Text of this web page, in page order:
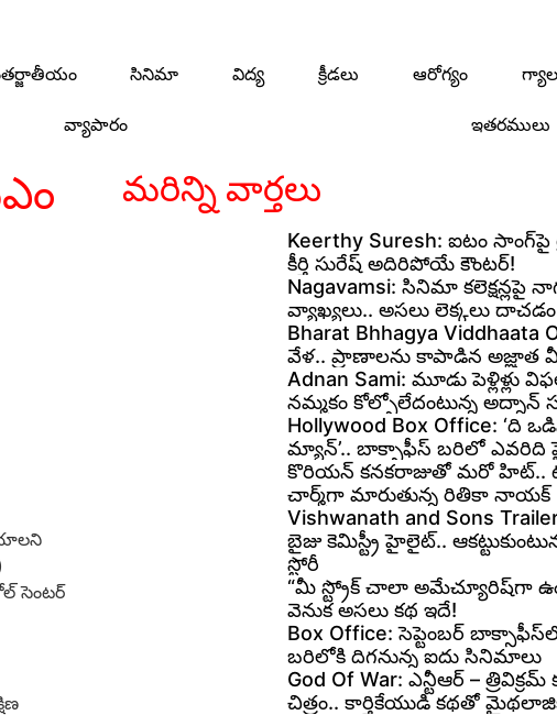
సినిమా విద్య క్రీడలు ఆరోగ్యం
వ్యాపారం ఇతరములు
సెంటర్
మరిన్ని వార్తలు
Keerthy Suresh: ఐటం సాంగ్‌పై
కీర్తి సురేష్ అదిరిపోయే కౌంటర్!
Nagavamsi: సినిమా కలెక్షన్లపై
వ్యాఖ్యలు.. అసలు లెక్కలు దాచడం
Bharat Bhhagya Viddhaata
వేళ.. ప్రాణాలను కాపాడిన అజ్ఞాత
Adnan Sami: మూడు పెళ్లిళ్లు
నమ్మకం కోల్పోలేదంటున్న అద్నాన్
Hollywood Box Office: ‘ది
మ్యాన్’.. బాక్సాఫీస్ బరిలో ఎవరిది
కొరియన్ కనకరాజుతో మరో హిట్..
చార్మ్‌గా మారుతున్న రితికా నాయక్
Vishwanath and Sons
బైజు కెమిస్ట్రీ హైలైట్..
స్టోరీ
“మీ స్ట్రోక్ చాలా అమేచ్యూరిష్‌గా
వెనుక అసలు కథ ఇదే!
Box Office: సెప్టెంబర్
బరిలోకి దిగనున్న ఐదు సినిమాలు
God Of War: ఎన్టీఆర్ –
చిత్రం.. కార్తికేయుడి కథతో